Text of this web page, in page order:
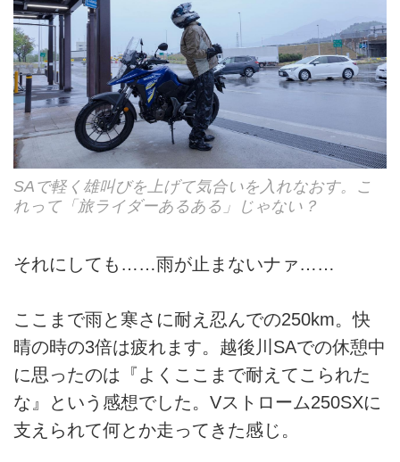
SAで軽く雄叫びを上げて気合いを入れなおす。こ
れって「旅ライダーあるある」じゃない？
それにしても……雨が止まないナァ……
ここまで雨と寒さに耐え忍んでの250km。快
晴の時の3倍は疲れます。越後川SAでの休憩中
に思ったのは『よくここまで耐えてこられた
な』という感想でした。Vストローム250SXに
支えられて何とか走ってきた感じ。